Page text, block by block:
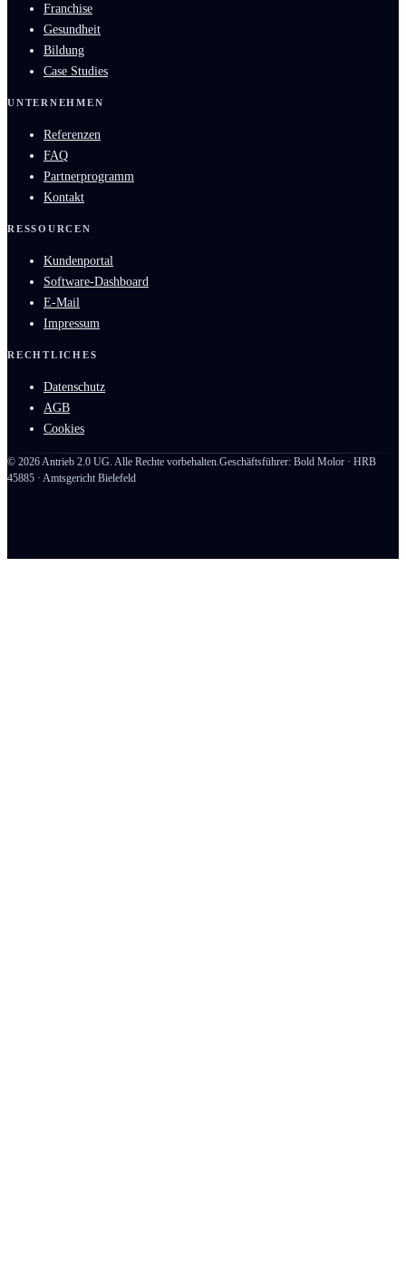
Franchise
Gesundheit
Bildung
Case Studies
UNTERNEHMEN
Referenzen
FAQ
Partnerprogramm
Kontakt
RESSOURCEN
Kundenportal
Software-Dashboard
E-Mail
Impressum
RECHTLICHES
Datenschutz
AGB
Cookies
© 2026 Antrieb 2.0 UG. Alle Rechte vorbehalten. Geschäftsführer: Bold Molor · HRB
45885 · Amtsgericht Bielefeld